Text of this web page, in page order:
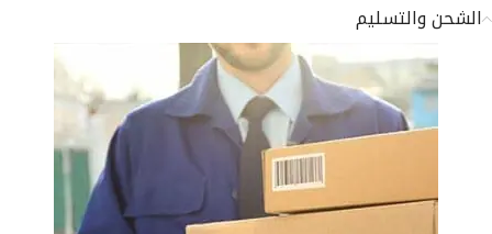
الشحن والتسليم